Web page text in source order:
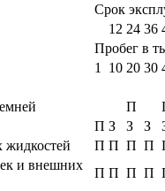
Срок
12 24 36
Пробег в
1
10 20 30
П
П З З З
жидкостей
П П П П
и внешних
П П П П